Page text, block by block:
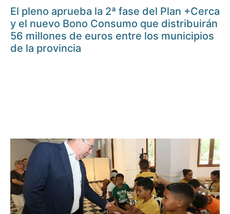
El pleno aprueba la 2ª fase del Plan +Cerca
y el nuevo Bono Consumo que distribuirán
56 millones de euros entre los municipios
de la provincia